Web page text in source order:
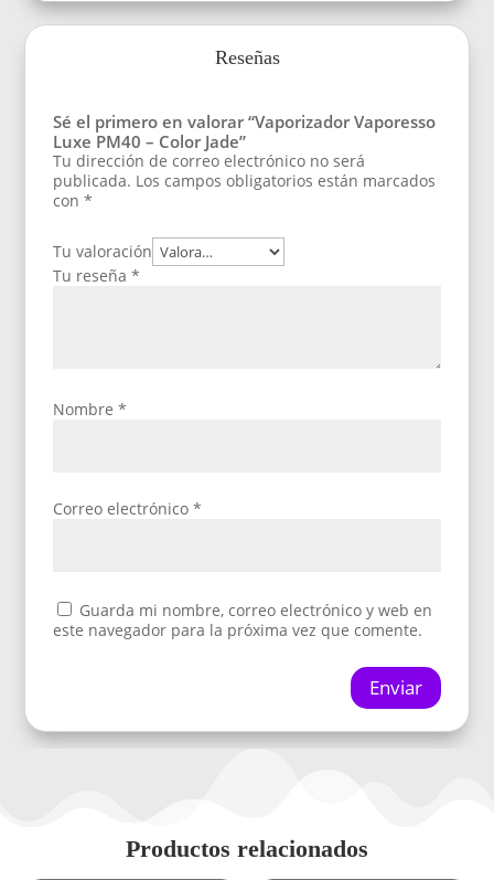
Reseñas
Sé el primero en valorar “Vaporizador Vaporesso
Luxe PM40 – Color Jade”
Tu dirección de correo electrónico no será
publicada. Los campos obligatorios están marcados
con*
Tu valoración
Tu reseña*
Nombre*
Correo electrónico*
Guarda mi nombre, correo electrónico y web en
este navegador para la próxima vez que comente.
Enviar
Productos relacionados